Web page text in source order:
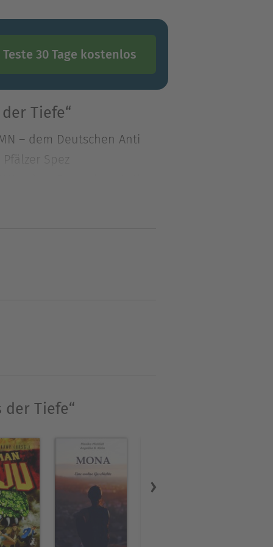
Teste 30 Tage kostenlos
Tiefe“
– dem Deutschen Anti
Spez
Spezialitäten,
besonders Fantastisches.
die meistens im
der Tiefe“